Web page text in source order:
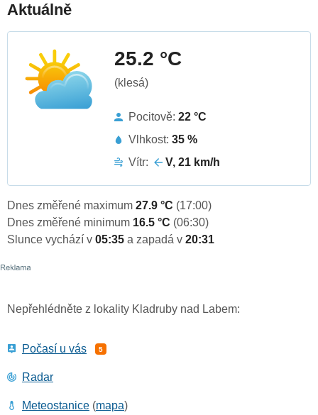
Aktuálně
25.2 °C
(klesá)
Pocitově: 22 °C
Vlhkost: 35 %
Vítr:
V, 21 km/h
Dnes změřené maximum 27.9 °C (17:00)
Dnes změřené minimum 16.5 °C (06:30)
Slunce vychází v 05:35 a zapadá v 20:31
Nepřehlédněte z lokality Kladruby nad Labem:
Počasí u vás 5
Radar
Meteostanice (mapa)